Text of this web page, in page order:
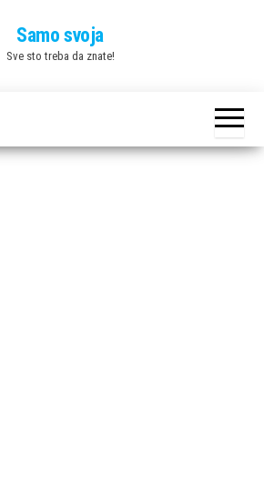
Samo svoja
Sve sto treba da znate!